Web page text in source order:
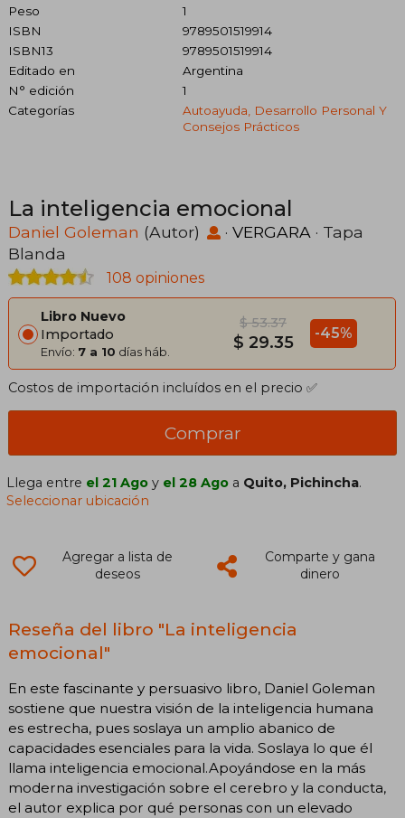
Peso
1
ISBN
9789501519914
ISBN13
9789501519914
Editado en
Argentina
N° edición
1
Categorías
Autoayuda, Desarrollo Personal Y
Consejos Prácticos
La inteligencia emocional
Daniel Goleman (Autor) · VERGARA · Tapa
Blanda
108 opiniones
Libro Nuevo
Importado
Envío: 7 a 10 días háb.
$ 53.37
$ 29.35 -45%
Costos de importación incluídos en el precio ✅
Comprar
Llega entre el 21 Ago y el 28 Ago a Quito, Pichincha.
Seleccionar ubicación
Agregar a lista de
deseos
Comparte y gana
dinero
Reseña del libro "La inteligencia
emocional"
En este fascinante y persuasivo libro, Daniel Goleman
sostiene que nuestra visión de la inteligencia humana
es estrecha, pues soslaya un amplio abanico de
capacidades esenciales para la vida. Soslaya lo que él
llama inteligencia emocional.Apoyándose en la más
moderna investigación sobre el cerebro y la conducta,
el autor explica por qué personas con un elevado